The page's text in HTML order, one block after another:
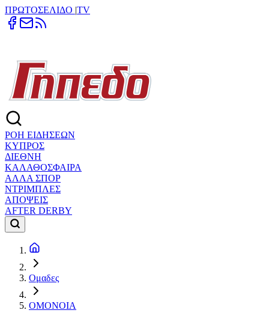
ΠΡΩΤΟΣΕΛΙΔΟ |TV
ΡΟΗ ΕΙΔΗΣΕΩΝ
ΚΥΠΡΟΣ
ΔΙΕΘΝΗ
ΚΑΛΑΘΟΣΦΑΙΡΑ
ΑΛΛΑ ΣΠΟΡ
ΝΤΡΙΜΠΛΕΣ
ΑΠΟΨΕΙΣ
AFTER DERBY
Ομαδες
ΟΜΟΝΟΙΑ